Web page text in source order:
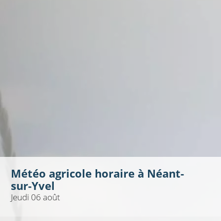
Météo agricole horaire à Néant-
sur-Yvel
Jeudi 06 août